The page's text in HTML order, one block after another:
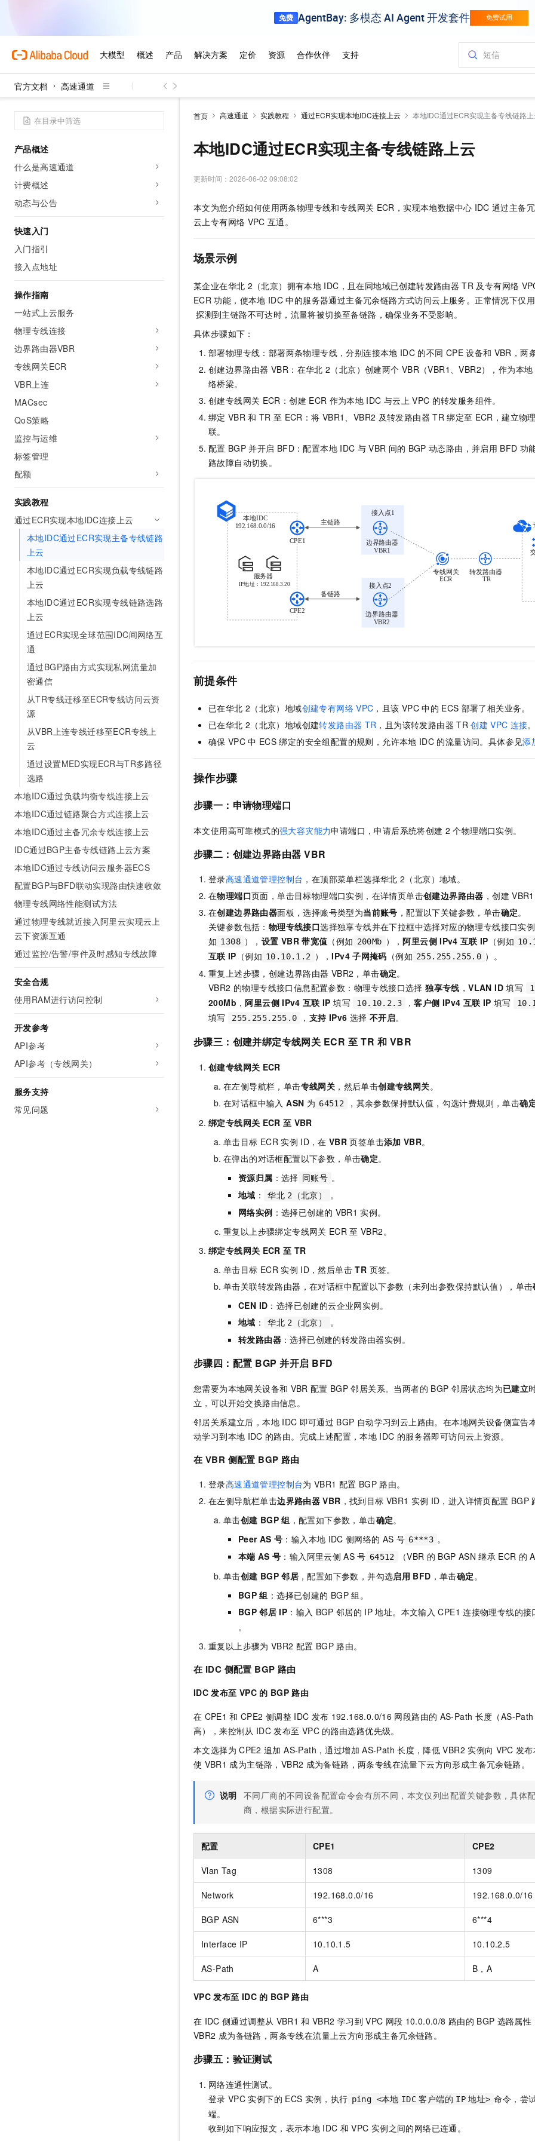
官方文档 高速通道
产品概述
什么是高速通道
计费概述
动态与公告
快速入门
入门指引
接入点地址
操作指南
一站式上云服务
物理专线连接
边界路由器VBR
专线网关ECR
VBR上连
MACsec
QoS策略
监控与运维
标签管理
配额
实践教程
通过ECR实现本地IDC连接上云
本地IDC通过ECR实现主备专线链路
上云
本地IDC通过ECR实现负载专线链路
上云
本地IDC通过ECR实现专线链路选路
上云
通过ECR实现全球范围IDC间网络互
通
通过BGP路由方式实现私网流量加
密通信
从TR专线迁移至ECR专线访问云资
源
从VBR上连专线迁移至ECR专线上
云
通过设置MED实现ECR与TR多路径
选路
本地IDC通过负载均衡专线连接上云
本地IDC通过链路聚合方式连接上云
本地IDC通过主备冗余专线连接上云
IDC通过BGP主备专线链路上云方案
本地IDC通过专线访问云服务器ECS
配置BGP与BFD联动实现路由快速收敛
物理专线网络性能测试方法
通过物理专线就近接入阿里云实现云上
云下资源互通
通过监控/告警/事件及时感知专线故障
安全合规
使用RAM进行访问控制
开发参考
API参考
API参考（专线网关）
服务支持
常见问题
首页 高速通道 实践教程 通过ECR实现本地IDC连接上云 本地IDC通过ECR实现主备专线链路上
本地IDC通过ECR实现主备专线链路上云
更新时间： 2026-06-02 09:08:02
本文为您介绍如何使用两条物理专线和专线网关 ECR，实现本地数据中心 IDC 通过主备
云上专有网络 VPC 互通。
场景示例
某企业在华北 2（北京）拥有本地 IDC，且在同地域已创建转发路由器 TR 及专有网络
ECR 功能，使本地 IDC 中的服务器通过主备冗余链路方式访问云上服务。正常情况下仅
探测到主链路不可达时，流量将被切换至备链路，确保业务不受影响。
具体步骤如下：
部署物理专线：部署两条物理专线，分别连接本地 IDC 的不同 CPE 设备和 VBR，两
创建边界路由器 VBR：在华北 2（北京）创建两个 VBR（VBR1、VBR2），作为本地
络桥梁。
创建专线网关 ECR：创建 ECR 作为本地 IDC 与云上 VPC 的转发服务组件。
绑定 VBR 和 TR 至 ECR：将 VBR1、VBR2 及转发路由器 TR 绑定至 ECR，建立物
联。
配置 BGP 并开启 BFD：配置本地 IDC 与 VBR 间的 BGP 动态路由，并启用 BFD 功
路故障自动切换。
前提条件
已在华北 2（北京）地域创建专有网络 VPC ，且该 VPC 中的 ECS 部署了相关业务。
已在华北 2（北京）地域创建转发路由器 TR ，且为该转发路由器 TR 创建 VPC 连接。
确保 VPC 中 ECS 绑定的安全组配置的规则，允许本地 IDC 的流量访问。具体参见添
操作步骤
步骤一：申请物理端口
本文使用高可靠模式的强大容灾能力申请端口，申请后系统将创建 2 个物理端口实例。
步骤二：创建边界路由器 VBR
登录高速通道管理控制台 ，在顶部菜单栏选择华北 2（北京）地域。
在物理端口页面，单击目标物理端口实例，在详情页单击创建边界路由器 ，创建 VBR1
在创建边界路由器面板，选择账号类型为当前账号 ，配置以下关键参数，单击确定。
关键参数包括： 物理专线接口选择独享专线并在下拉框中选择对应的物理专线接口实例
如 1308 ）， 设置 VBR 带宽值 （例如 200Mb ），阿里云侧 IPv4 互联 IP （例如
互联 IP （例如 10.10.1.2 ），IPv4 子网掩码 （例如 255.255.255.0 ）。
重复上述步骤，创建边界路由器 VBR2，单击确定。
VBR2 的物理专线接口信息配置参数：物理专线接口选择独享专线 ，VLAN ID 填写
200Mb ，阿里云侧 IPv4 互联 IP 填写 10.10.2.3 ，客户侧 IPv4 互联 IP 填写
填写
255.255.255.0 ， 支持 IPv6 选择不开启。
步骤三：创建并绑定专线网关 ECR 至 TR 和 VBR
创建专线网关 ECR
在左侧导航栏，单击专线网关 ，然后单击创建专线网关。
在对话框中输入 ASN 为 64512 ，其余参数保持默认值，勾选计费规则，单击确
绑定专线网关 ECR 至 VBR
单击目标 ECR 实例 ID，在 VBR 页签单击添加 VBR。
在弹出的对话框配置以下参数，单击确定。
资源归属 ：选择 同账号 。
地域 ： 华北 2（北京）
。
网络实例 ：选择已创建的 VBR1 实例。
重复以上步骤绑定专线网关 ECR 至 VBR2。
绑定专线网关 ECR 至 TR
单击目标 ECR 实例 ID，然后单击 TR 页签。
单击关联转发路由器，在对话框中配置以下参数（未列出参数保持默认值），单击
CEN ID ：选择已创建的云企业网实例。
地域 ： 华北 2（北京）
。
转发路由器 ：选择已创建的转发路由器实例。
步骤四：配置 BGP 并开启 BFD
您需要为本地网关设备和 VBR 配置 BGP 邻居关系。当两者的 BGP 邻居状态均为已建立
立，可以开始交换路由信息。
邻居关系建立后，本地 IDC 即可通过 BGP 自动学习到云上路由。在本地网关设备侧宣告
动学习到本地 IDC 的路由。完成上述配置，本地 IDC 的服务器即可访问云上资源。
在 VBR 侧配置 BGP 路由
登录高速通道管理控制台为 VBR1 配置 BGP 路由。
在左侧导航栏单击边界路由器 VBR ，找到目标 VBR1 实例 ID，进入详情页配置 BGP
单击创建 BGP 组 ，配置如下参数，单击确定。
Peer AS 号 ：输入本地 IDC 侧网络的 AS 号 6***3 。
本端 AS 号 ：输入阿里云侧 AS 号 64512 （VBR 的 BGP ASN 继承 ECR 的
单击创建 BGP 邻居 ，配置如下参数，并勾选启用 BFD ，单击确定 。
BGP 组 ：选择已创建的 BGP 组。
BGP 邻居 IP ：输入 BGP 邻居的 IP 地址。本文输入 CPE1 连接物理专线的接
。
重复以上步骤为 VBR2 配置 BGP 路由。
在 IDC 侧配置 BGP 路由
IDC 发布至 VPC 的 BGP 路由
在 CPE1 和 CPE2 侧调整 IDC 发布 192.168.0.0/16 网段路由的 AS-Path 长度（AS-Path
高），来控制从 IDC 发布至 VPC 的路由选路优先级。
本文选择为 CPE2 追加 AS-Path，通过增加 AS-Path 长度，降低 VBR2 实例向 VPC 发
使 VBR1 成为主链路，VBR2 成为备链路，两条专线在流量下云方向形成主备冗余链路。
说明 不同厂商的不同设备配置命令会有所不同，本文仅列出配置关键参数，具体
商，根据实际进行配置。
配置 CPE1 CPE2
Vlan Tag 1308 1309
Network 192.168.0.0/16 192.168.0.0/16
BGP ASN 6***3 6***4
Interface IP 10.10.1.5 10.10.2.5
AS-Path A B，A
VPC 发布至 IDC 的 BGP 路由
在 IDC 侧通过调整从 VBR1 和 VBR2 学习到 VPC 网段 10.0.0.0/8 路由的 BGP 选路属性
VBR2 成为备链路，两条专线在流量上云方向形成主备冗余链路。
步骤五：验证测试
网络连通性测试。
登录 VPC 实例下的 ECS 实例，执行 ping <本地 IDC 客户端的 IP 地址> 命令，尝
端。
收到如下响应报文，表示本地 IDC 和 VPC 实例之间的网络已连通。